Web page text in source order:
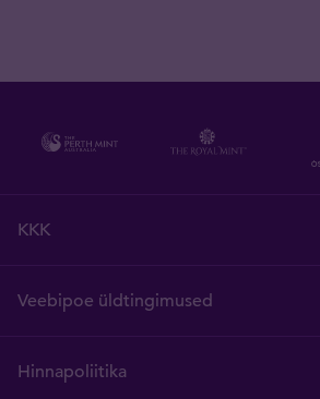
KKK
Veebipoe üldtingimused
Hinnapoliitika